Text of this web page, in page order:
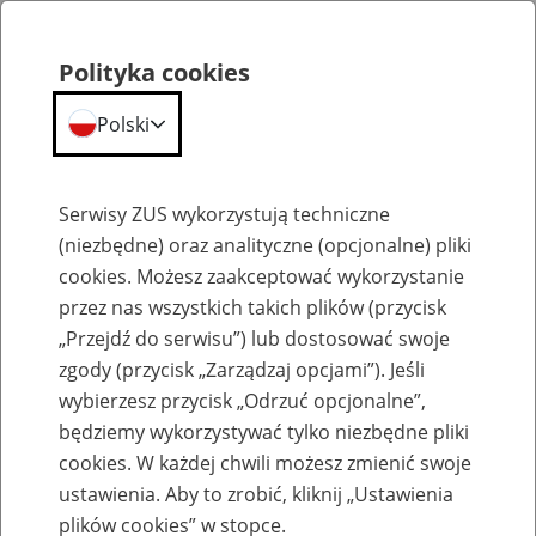
Szkolenia
Zaproś ZUS do siebie: Aktywni 50+
Polityka cookies
Polski
Serwisy ZUS wykorzystują techniczne
(niezbędne) oraz analityczne (opcjonalne) pliki
cookies. Możesz zaakceptować wykorzystanie
przez nas wszystkich takich plików (przycisk
„Przejdź do serwisu”) lub dostosować swoje
zgody (przycisk „Zarządzaj opcjami”). Jeśli
wybierzesz przycisk „Odrzuć opcjonalne”,
będziemy wykorzystywać tylko niezbędne pliki
cookies. W każdej chwili możesz zmienić swoje
ustawienia. Aby to zrobić, kliknij „Ustawienia
plików cookies” w stopce.